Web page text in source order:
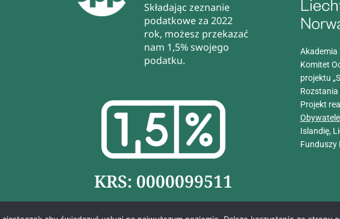
Składając zeznanie
podatkowe za 2022
rok, możesz przekazać
nam 1,5% swojego
podatku.
KRS: 0000099511
Akademia
Komitet
projektu
Rozstania
Projekt
Islandię,
Funduszy